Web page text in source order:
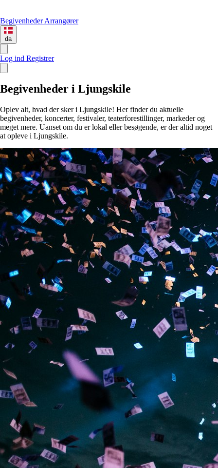
BegivenhederArrangører
da
Log ind Registrer
Begivenheder i Ljungskile
Oplev alt, hvad der sker i Ljungskile! Her finder du aktuelle
begivenheder, koncerter, festivaler, teaterforestillinger, markeder og
meget mere. Uanset om du er lokal eller besøgende, er der altid noget
at opleve i Ljungskile.